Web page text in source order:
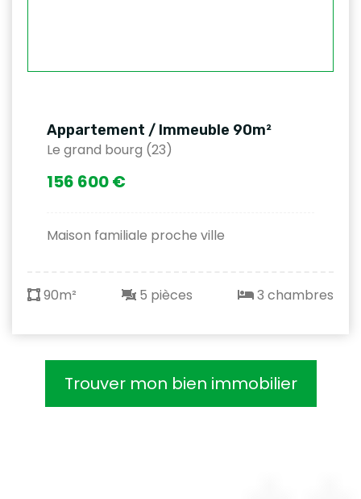
Appartement / Immeuble 90m²
Le grand bourg (23)
156 600 €
Maison familiale proche ville
90m² 5 pièces 3 chambres
Trouver mon bien immobilier